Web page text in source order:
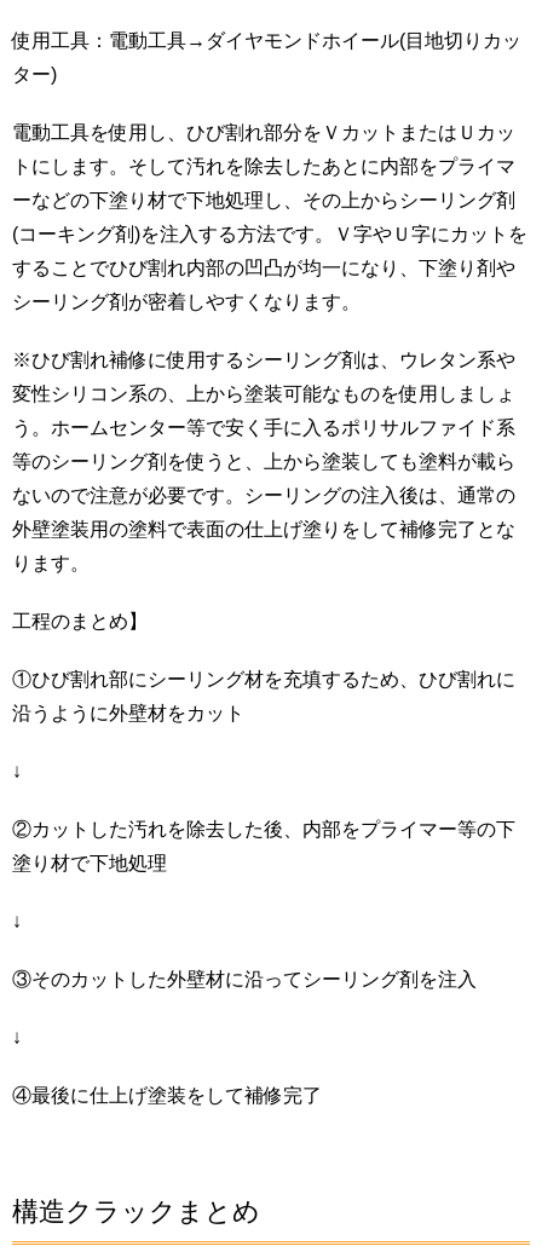
使用工具：電動工具→ダイヤモンドホイール(目地切りカッ
ター)
電動工具を使用し、ひび割れ部分をＶカットまたはＵカッ
トにします。そして汚れを除去したあとに内部をプライマ
ーなどの下塗り材で下地処理し、その上からシーリング剤
(コーキング剤)を注入する方法です。Ｖ字やＵ字にカットを
することでひび割れ内部の凹凸が均一になり、下塗り剤や
シーリング剤が密着しやすくなります。
※ひび割れ補修に使用するシーリング剤は、ウレタン系や
変性シリコン系の、上から塗装可能なものを使用しましょ
う。ホームセンター等で安く手に入るポリサルファイド系
等のシーリング剤を使うと、上から塗装しても塗料が載ら
ないので注意が必要です。シーリングの注入後は、通常の
外壁塗装用の塗料で表面の仕上げ塗りをして補修完了とな
ります。
工程のまとめ】
①ひび割れ部にシーリング材を充填するため、ひび割れに
沿うように外壁材をカット
↓
②カットした汚れを除去した後、内部をプライマー等の下
塗り材で下地処理
↓
③そのカットした外壁材に沿ってシーリング剤を注入
↓
④最後に仕上げ塗装をして補修完了
構造クラックまとめ